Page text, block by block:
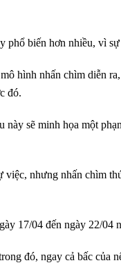
biến hơn nhiều, vì
hình nhấn chìm diễn
đó.
sẽ minh họa một
nhưng nhấn chìm
17/04 đến ngày 22/04
đó, ngay cả bấc của